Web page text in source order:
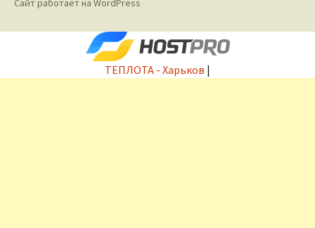
Сайт работает на WordPress
ТЕПЛОТА - Харьков |